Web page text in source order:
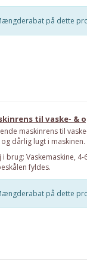
på dette
til vaske- &
maskinrens til
og dårlig lugt i maskinen.
i brug: Vaskemaskine,
fyldes.
på dette